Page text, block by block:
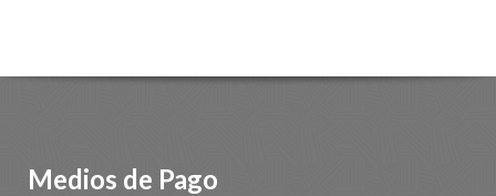
Medios de Pago